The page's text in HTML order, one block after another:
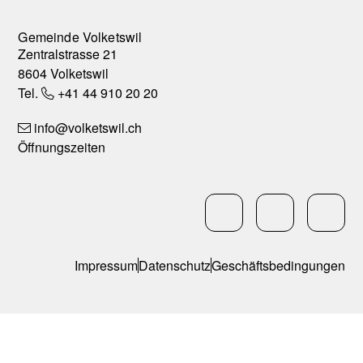
Gemeinde Volketswil
Zentralstrasse 21
8604 Volketswil
Tel.
+41 44 910 20 20
info@volketswil.ch
Öffnungszeiten
LinkedIn
ImpressumDatenschutzGeschäftsbedingungen